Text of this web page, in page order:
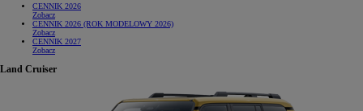
CENNIK 2026
Zobacz
CENNIK 2026 (ROK MODELOWY 2026)
Zobacz
CENNIK 2027
Zobacz
Land Cruiser